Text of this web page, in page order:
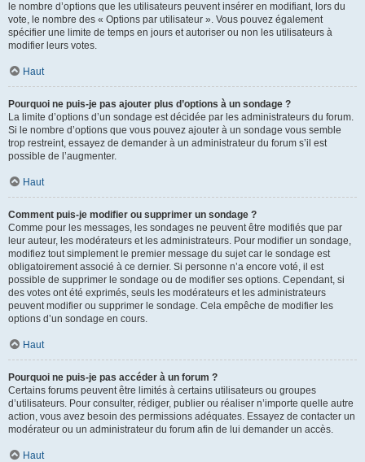
le nombre d’options que les utilisateurs peuvent insérer en modifiant, lors du
vote, le nombre des « Options par utilisateur ». Vous pouvez également
spécifier une limite de temps en jours et autoriser ou non les utilisateurs à
modifier leurs votes.
Haut
Pourquoi ne puis-je pas ajouter plus d’options à un sondage ?
La limite d’options d’un sondage est décidée par les administrateurs du forum.
Si le nombre d’options que vous pouvez ajouter à un sondage vous semble
trop restreint, essayez de demander à un administrateur du forum s’il est
possible de l’augmenter.
Haut
Comment puis-je modifier ou supprimer un sondage ?
Comme pour les messages, les sondages ne peuvent être modifiés que par
leur auteur, les modérateurs et les administrateurs. Pour modifier un sondage,
modifiez tout simplement le premier message du sujet car le sondage est
obligatoirement associé à ce dernier. Si personne n’a encore voté, il est
possible de supprimer le sondage ou de modifier ses options. Cependant, si
des votes ont été exprimés, seuls les modérateurs et les administrateurs
peuvent modifier ou supprimer le sondage. Cela empêche de modifier les
options d’un sondage en cours.
Haut
Pourquoi ne puis-je pas accéder à un forum ?
Certains forums peuvent être limités à certains utilisateurs ou groupes
d’utilisateurs. Pour consulter, rédiger, publier ou réaliser n’importe quelle autre
action, vous avez besoin des permissions adéquates. Essayez de contacter un
modérateur ou un administrateur du forum afin de lui demander un accès.
Haut